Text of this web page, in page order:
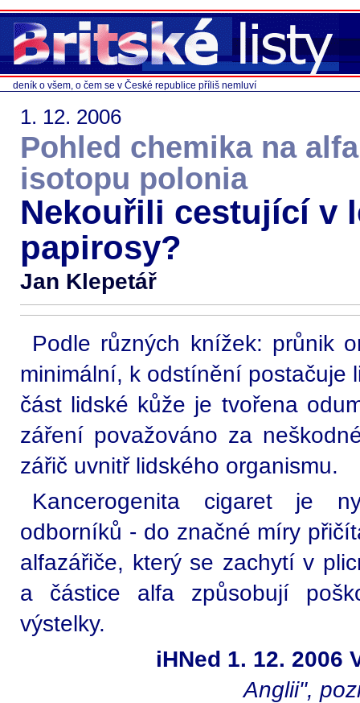
deník o všem, o čem se v České republice příliš nemluví
1. 12. 2006
Pohled chemika na
isotopu polonia
Nekouřili cestující v
papirosy?
Jan Klepetář
Podle různých knížek: průnik
minimální, k odstínění postačuje
část lidské kůže je tvořena
záření považováno za
zářič uvnitř lidského organismu.
Kancerogenita cigaret je
odborníků - do značné míry
alfazářiče, který se zachytí v
a částice alfa způsobují
výstelky.
iHNed 1. 12. 2006
Anglii",